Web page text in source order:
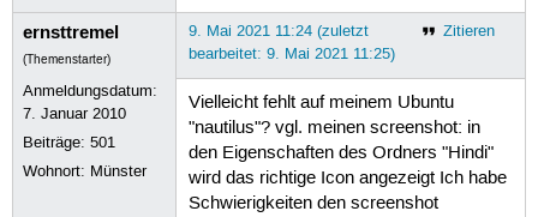
ernsttremel
(Themenstarter)
Anmeldungsdatum:
7. Januar 2010
Beiträge:501
Wohnort: Münster
Zitieren
9. Mai 2021 11:24 (zuletzt
bearbeitet: 9. Mai 2021 11:25)
Vielleicht fehlt auf meinem Ubuntu
"nautilus"? vgl. meinen screenshot: in
den Eigenschaften des Ordners "Hindi"
wird das richtige Icon angezeigt Ich habe
Schwierigkeiten den screenshot